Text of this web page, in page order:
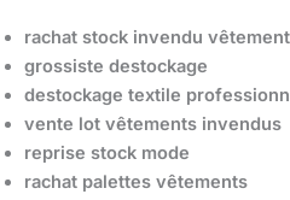
rachat stock invendu
grossiste destockage
destockage textile
vente lot vêtements invendus
reprise stock mode
rachat palettes vêtements